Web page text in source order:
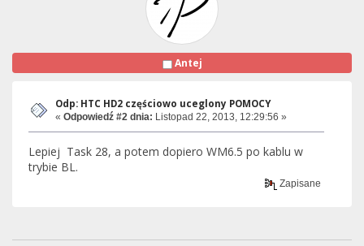
Antej
Odp: HTC HD2 częściowo uceglony POMOCY
« Odpowiedź #2 dnia: Listopad 22, 2013, 12:29:56 »
Lepiej Task 28, a potem dopiero WM6.5 po kablu w
trybie BL.
Zapisane